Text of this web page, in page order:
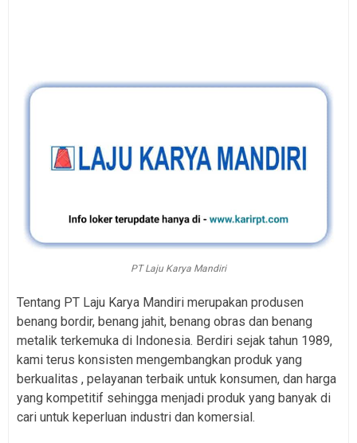
PT Laju Karya Mandiri
Tentang PT Laju Karya Mandiri merupakan produsen
benang bordir, benang jahit, benang obras dan benang
metalik terkemuka di Indonesia. Berdiri sejak tahun 1989,
kami terus konsisten mengembangkan produk yang
berkualitas , pelayanan terbaik untuk konsumen, dan harga
yang kompetitif sehingga menjadi produk yang banyak di
cari untuk keperluan industri dan komersial.